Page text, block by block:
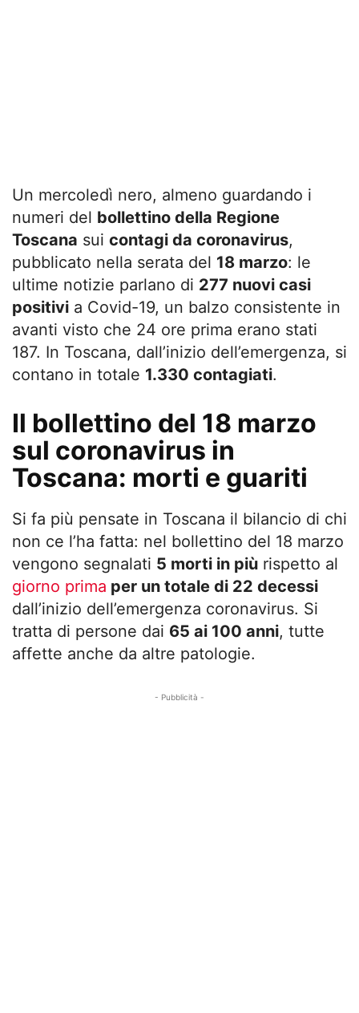
Un mercoledì nero, almeno guardando i
numeri del bollettino della Regione
Toscana sui contagi da coronavirus,
pubblicato nella serata del 18 marzo: le
ultime notizie parlano di 277 nuovi casi
positivi a Covid-19, un balzo consistente in
avanti visto che 24 ore prima erano stati
187. In Toscana, dall’inizio dell’emergenza, si
contano in totale 1.330 contagiati.
Il bollettino del 18 marzo
sul coronavirus in
Toscana: morti e guariti
Si fa più pensate in Toscana il bilancio di chi
non ce l’ha fatta: nel bollettino del 18 marzo
vengono segnalati 5 morti in più rispetto al
giorno prima per un totale di 22 decessi
dall’inizio dell’emergenza coronavirus. Si
tratta di persone dai 65 ai 100 anni, tutte
affette anche da altre patologie.
- Pubblicità -